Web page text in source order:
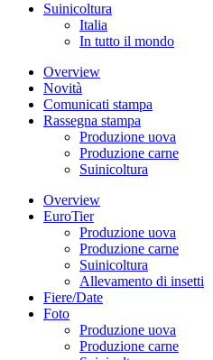
Suinicoltura
Italia
In tutto il mondo
Overview
Novità
Comunicati stampa
Rassegna stampa
Produzione uova
Produzione carne
Suinicoltura
Overview
EuroTier
Produzione uova
Produzione carne
Suinicoltura
Allevamento di insetti
Fiere/Date
Foto
Produzione uova
Produzione carne